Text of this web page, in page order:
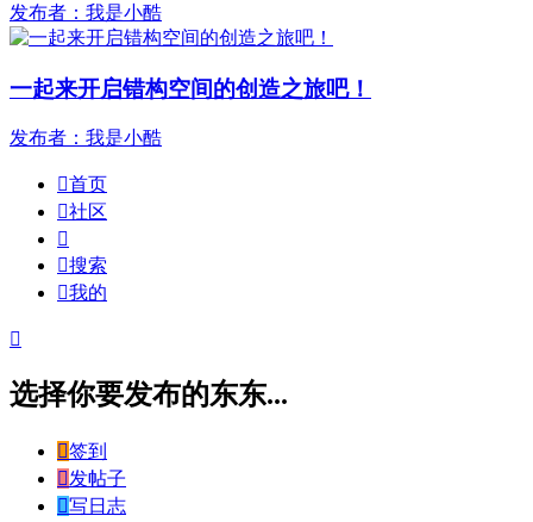
发布者：我是小酷
一起来开启错构空间的创造之旅吧！
发布者：我是小酷
首页
社区

搜索
我的

选择你要发布的东东...
签到
发帖子
写日志